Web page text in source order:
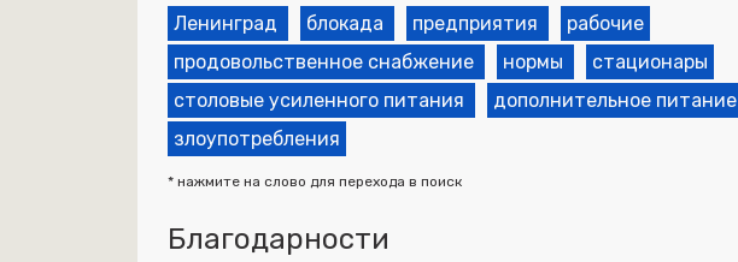
Ленинград блокада предприятия
рабочие
продовольственное снабжение
нормы
стационары
столовые усиленного питания
дополнительное питание
злоупотребления
* нажмите на слово для перехода в поиск
Благодарности